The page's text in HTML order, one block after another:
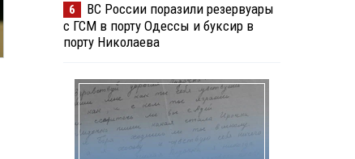
6
ВС России поразили резервуары
с ГСМ в порту Одессы и буксир в
порту Николаева